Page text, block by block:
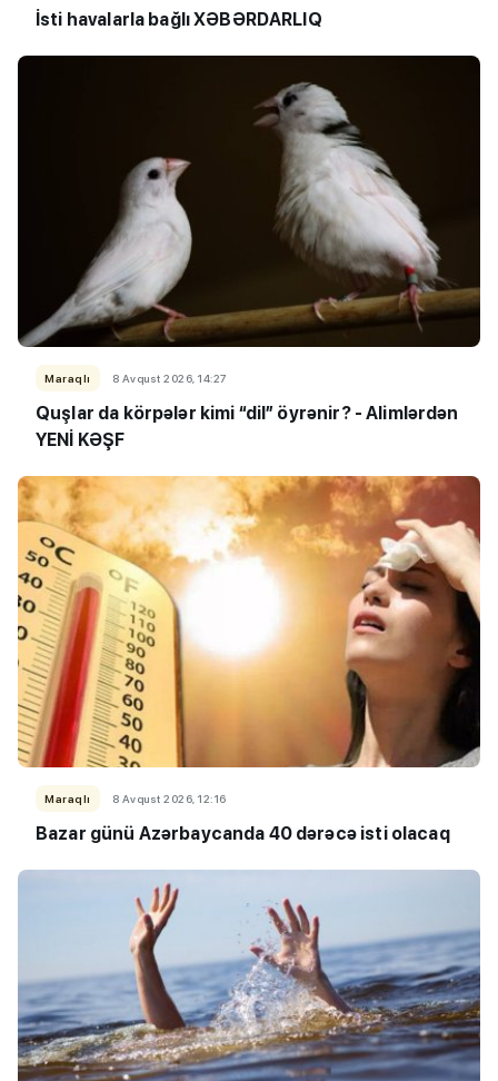
İsti havalarla bağlı XƏBƏRDARLIQ
Maraqlı 8 Avqust 2026, 14:27
Quşlar da körpələr kimi “dil” öyrənir? - Alimlərdən
YENİ KƏŞF
Maraqlı 8 Avqust 2026, 12:16
Bazar günü Azərbaycanda 40 dərəcə isti olacaq